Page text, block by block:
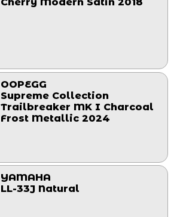
Cherry Modern Satin 2018
OOPEGG
Supreme Collection
Trailbreaker MK I Charcoal
Frost Metallic 2024
YAMAHA
LL-33J Natural